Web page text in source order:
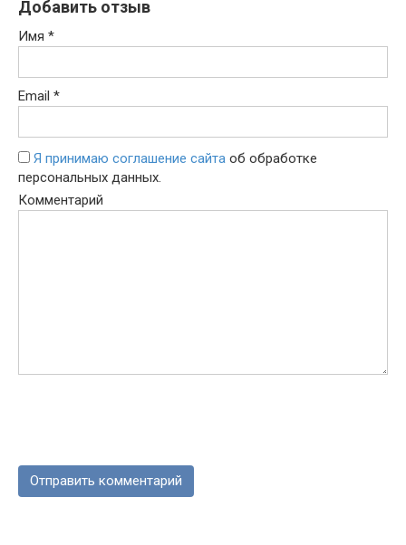
Добавить отзыв
Имя *
Email *
Я принимаю соглашение сайта об обработке
персональных данных.
Комментарий